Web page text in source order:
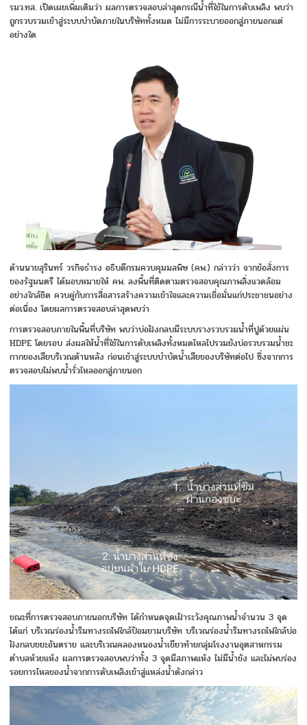
รมว.ทส. เปิดเผยเพิ่มเติมว่า ผลการตรวจสอบล่าสุดกรณีน้ำที่ใช้ในการดับเพลิง พบว่า
ถูกรวบรวมเข้าสู่ระบบบำบัดภายในบริษัททั้งหมด ไม่มีการระบายออกสู่ภายนอกแต่
อย่างใด
ด้านนายสุรินทร์ วรกิจธำรง อธิบดีกรมควบคุมมลพิษ (คพ.) กล่าวว่า จากข้อสั่งการ
ของรัฐมนตรี ได้มอบหมายให้ คพ. ลงพื้นที่ติดตามตรวจสอบคุณภาพสิ่งแวดล้อม
อย่างใกล้ชิด ควบคู่กับการสื่อสารสร้างความเข้าใจและความเชื่อมั่นแก่ประชาชนอย่าง
ต่อเนื่อง โดยผลการตรวจสอบล่าสุดพบว่า
การตรวจสอบภายในพื้นที่บริษัท พบว่าบ่อฝังกลบมีระบบรางรวบรวมน้ำที่ปูด้วยแผ่น
HDPE โดยรอบ ส่งผลให้น้ำที่ใช้ในการดับเพลิงทั้งหมดไหลไปรวมยังบ่อรวบรวมน้ำชะ
กากของเสียบริเวณด้านหลัง ก่อนเข้าสู่ระบบบำบัดน้ำเสียของบริษัทต่อไป ซึ่งจากการ
ตรวจสอบไม่พบน้ำรั่วไหลออกสู่ภายนอก
ขณะที่การตรวจสอบภายนอกบริษัท ได้กำหนดจุดเฝ้าระวังคุณภาพน้ำจำนวน 3 จุด
ได้แก่ บริเวณร่องน้ำริมทางรถไฟใกล้ป้อมยามบริษัท บริเวณร่องน้ำริมทางรถไฟใกล้บ่อ
ฝังกลบขยะอันตราย และบริเวณคลองหนองน้ำเขียวท้ายกลุ่มโรงงานอุตสาหกรรม
ตำบลห้วยแห้ง ผลการตรวจสอบพบว่าทั้ง 3 จุดมีสภาพแห้ง ไม่มีน้ำขัง และไม่พบร่อง
รอยการไหลของน้ำจากการดับเพลิงเข้าสู่แหล่งน้ำดังกล่าว